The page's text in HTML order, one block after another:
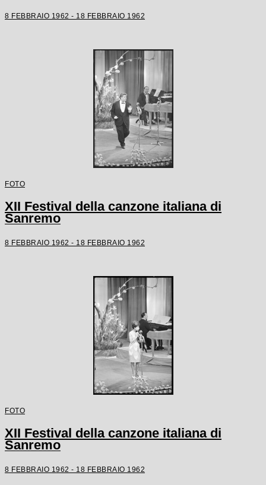
8 FEBBRAIO 1962 - 18 FEBBRAIO 1962
FOTO
XII Festival della canzone italiana di
Sanremo
8 FEBBRAIO 1962 - 18 FEBBRAIO 1962
FOTO
XII Festival della canzone italiana di
Sanremo
8 FEBBRAIO 1962 - 18 FEBBRAIO 1962